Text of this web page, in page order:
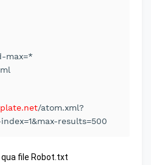
max=*
/atom.xml?
results=500
file Robot.txt